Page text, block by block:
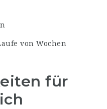
von Wochen
für